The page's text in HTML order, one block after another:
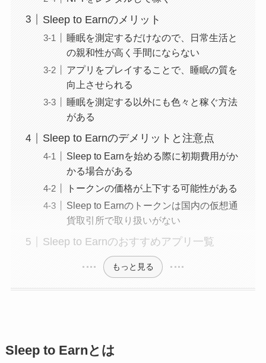
Sleep to Earnのメリット
睡眠を測定するだけなので、日常生活と
の親和性が高く手間にならない
アプリをプレイすることで、睡眠の質を
向上させられる
睡眠を測定する以外にも色々と稼ぐ方法
がある
Sleep to Earnのデメリットと注意点
Sleep to Earnを始める際に初期費用がか
かる場合がある
トークンの価格が上下する可能性がある
Sleep to Earnのトークンは国内の仮想通
貨取引所で取り扱いがない
Sleep to Earnのおすすめアプリ一覧
もっと見る
Sleep to Earnとは